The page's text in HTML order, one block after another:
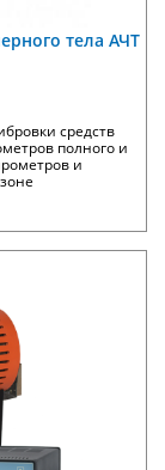
тела АЧТ
средств
полного и
и